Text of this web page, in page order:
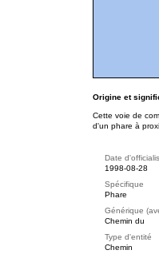
Origine et
Cette voie de
d'un phare à
Date
1998-08-28
Spécifique
Phare
Générique
Chemin du
Type d'entité
Chemin